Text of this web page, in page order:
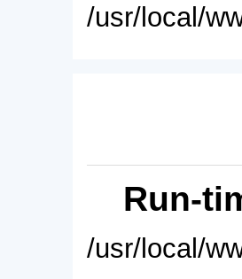
/usr/local/
Run-
/usr/local/